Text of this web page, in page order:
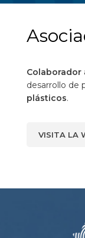
Colaborador
desarrollo de
plásticos.
VISITA LA